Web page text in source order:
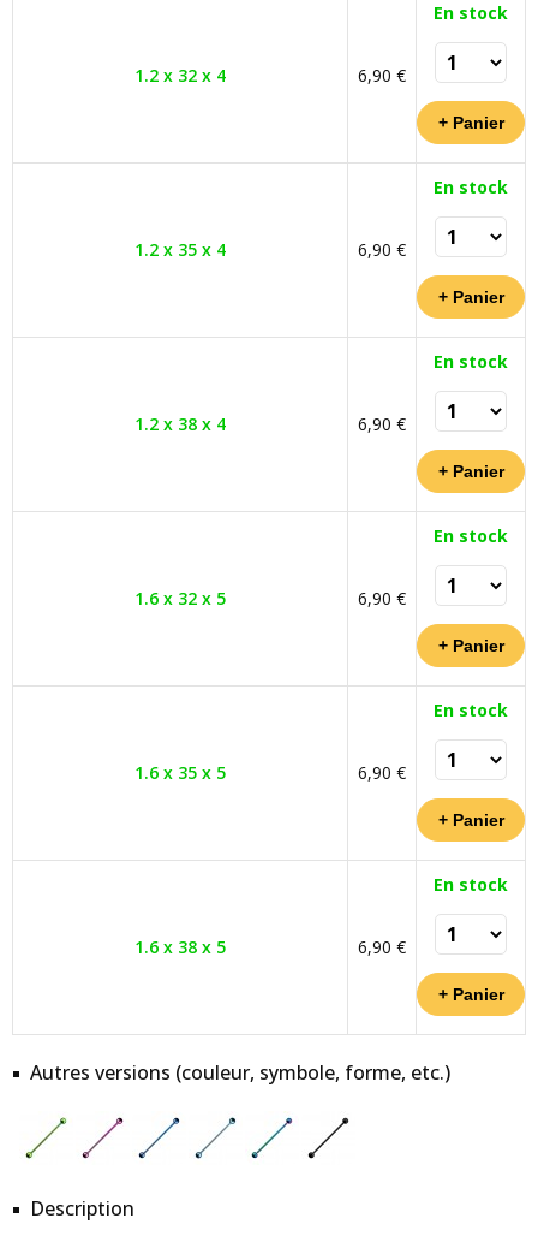
1.2 x 32 x 4 6,90 €
En stock
1.2 x 35 x 4 6,90 €
En stock
1.2 x 38 x 4 6,90 €
En stock
1.6 x 32 x 5 6,90 €
En stock
1.6 x 35 x 5 6,90 €
En stock
1.6 x 38 x 5 6,90 €
En stock
Autres versions (couleur, symbole, forme, etc.)
Description